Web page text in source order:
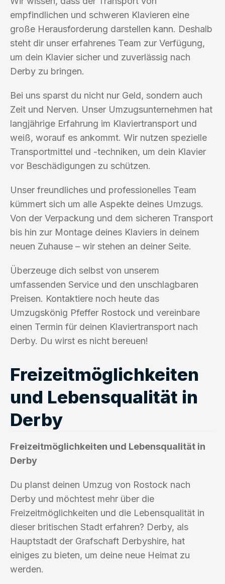
empfindlichen und schweren Klavieren eine
große Herausforderung darstellen kann. Deshalb
steht dir unser erfahrenes Team zur Verfügung,
um dein Klavier sicher und zuverlässig nach
Derby zu bringen.
Bei uns sparst du nicht nur Geld, sondern auch
Zeit und Nerven. Unser Umzugsunternehmen hat
langjährige Erfahrung im Klaviertransport und
weiß, worauf es ankommt. Wir nutzen spezielle
Transportmittel und -techniken, um dein Klavier
vor Beschädigungen zu schützen.
Unser freundliches und professionelles Team
kümmert sich um alle Aspekte deines Umzugs.
Von der Verpackung und dem sicheren Transport
bis hin zur Montage deines Klaviers in deinem
neuen Zuhause – wir stehen an deiner Seite.
Überzeuge dich selbst von unserem
umfassenden Service und den unschlagbaren
Preisen. Kontaktiere noch heute das
Umzugskönig Pfeffer Rostock und vereinbare
einen Termin für deinen Klaviertransport nach
Derby. Du wirst es nicht bereuen!
Freizeitmöglichkeiten
und Lebensqualität in
Derby
Freizeitmöglichkeiten und Lebensqualität in
Derby
Du planst deinen Umzug von Rostock nach
Derby und möchtest mehr über die
Freizeitmöglichkeiten und die Lebensqualität in
dieser britischen Stadt erfahren? Derby, als
Hauptstadt der Grafschaft Derbyshire, hat
einiges zu bieten, um deine neue Heimat zu
werden.